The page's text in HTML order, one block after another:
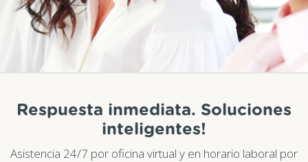
Respuesta inmediata. Soluciones
inteligentes!
Asistencia 24/7 por oficina virtual y en horario laboral por